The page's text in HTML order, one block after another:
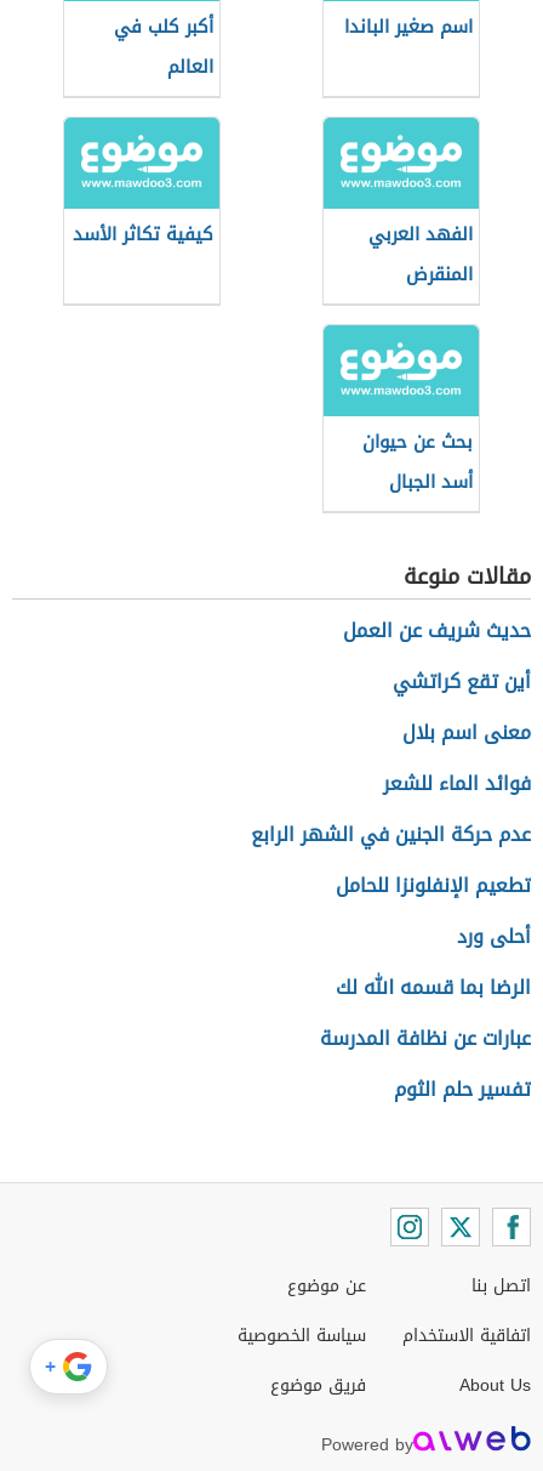
اسم صغير الباندا
أكبر كلب في
العالم
الفهد العربي
المنقرض
كيفية تكاثر الأسد
بحث عن حيوان
أسد الجبال
مقالات منوعة
حديث شريف عن العمل
أين تقع كراتشي
معنى اسم بلال
فوائد الماء للشعر
عدم حركة الجنين في الشهر الرابع
تطعيم الإنفلونزا للحامل
أحلى ورد
الرضا بما قسمه الله لك
عبارات عن نظافة المدرسة
تفسير حلم الثوم
اتصل بنا
اتفاقية الاستخدام
About Us
عن موضوع
سياسة الخصوصية
فريق موضوع
Powered by
+